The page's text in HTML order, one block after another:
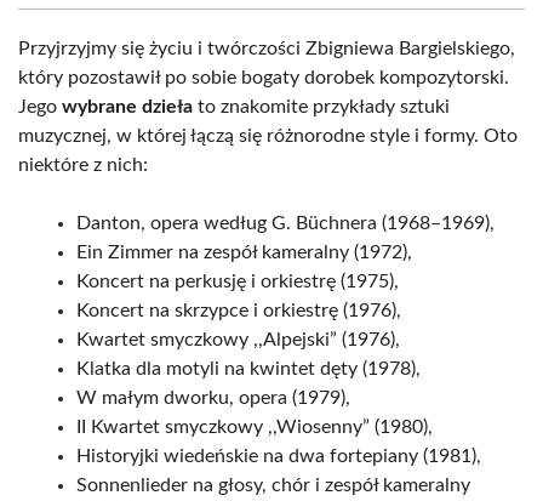
Przyjrzyjmy się życiu i twórczości Zbigniewa Bargielskiego,
który pozostawił po sobie bogaty dorobek kompozytorski.
Jego wybrane dzieła to znakomite przykłady sztuki
muzycznej, w której łączą się różnorodne style i formy. Oto
niektóre z nich:
Danton, opera według G. Büchnera (1968–1969),
Ein Zimmer na zespół kameralny (1972),
Koncert na perkusję i orkiestrę (1975),
Koncert na skrzypce i orkiestrę (1976),
Kwartet smyczkowy ,,Alpejski” (1976),
Klatka dla motyli na kwintet dęty (1978),
W małym dworku, opera (1979),
II Kwartet smyczkowy ,,Wiosenny” (1980),
Historyjki wiedeńskie na dwa fortepiany (1981),
Sonnenlieder na głosy, chór i zespół kameralny